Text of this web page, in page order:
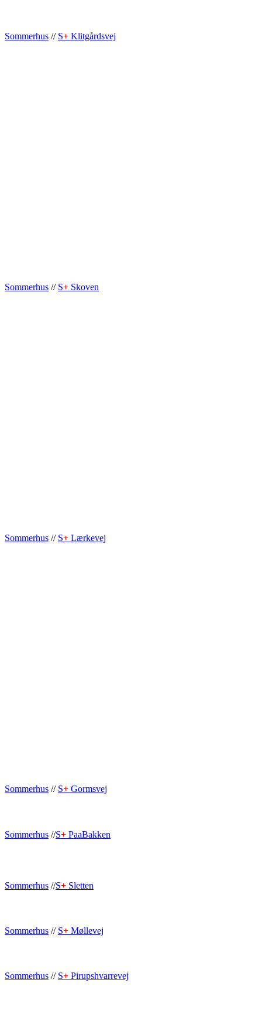
Sommerhus // S+ Klitgårdsvej
Sommerhus // S+ Skoven
Sommerhus // S+ Lærkevej
Sommerhus // S+ Gormsvej
Sommerhus //S+ PaaBakken
Sommerhus //S+ Sletten
Sommerhus // S+ Møllevej
Sommerhus // S+ Pirupshvarrevej